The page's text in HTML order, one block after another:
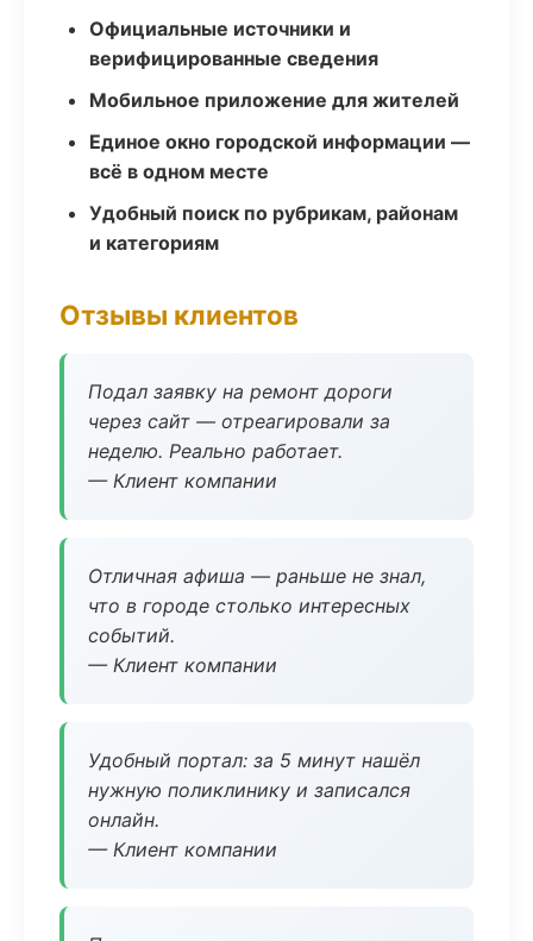
Официальные источники и
верифицированные сведения
Мобильное приложение для жителей
Единое окно городской информации —
всё в одном месте
Удобный поиск по рубрикам, районам
и категориям
Отзывы клиентов
Подал заявку на ремонт дороги
через сайт — отреагировали за
неделю. Реально работает.
— Клиент компании
Отличная афиша — раньше не знал,
что в городе столько интересных
событий.
— Клиент компании
Удобный портал: за 5 минут нашёл
нужную поликлинику и записался
онлайн.
— Клиент компании